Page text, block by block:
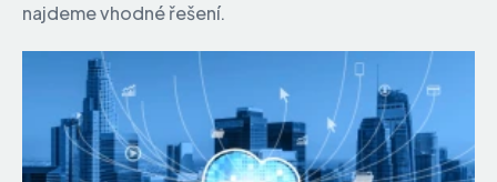
najdeme vhodné řešení.